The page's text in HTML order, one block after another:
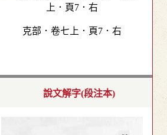
克部．卷七上．頁7．右
說文解字(段注本)